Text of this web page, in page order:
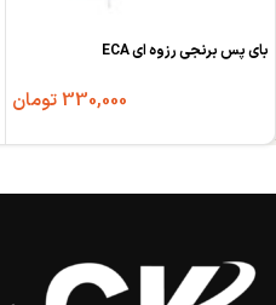
بای پس برنجی رزوه ای ECA
330,000تومان